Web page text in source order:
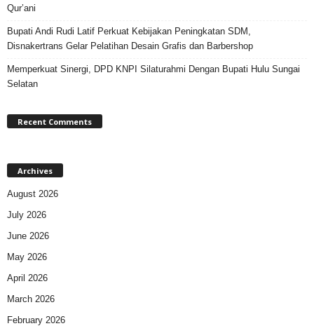
Qur’ani
Bupati Andi Rudi Latif Perkuat Kebijakan Peningkatan SDM,
Disnakertrans Gelar Pelatihan Desain Grafis dan Barbershop
Memperkuat Sinergi, DPD KNPI Silaturahmi Dengan Bupati Hulu Sungai
Selatan
Recent Comments
Archives
August 2026
July 2026
June 2026
May 2026
April 2026
March 2026
February 2026